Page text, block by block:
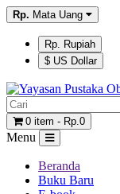
Rp. Mata Uang
Rp. Rupiah
$ US Dollar
0 item - Rp.0
Menu
Beranda
Buku Baru